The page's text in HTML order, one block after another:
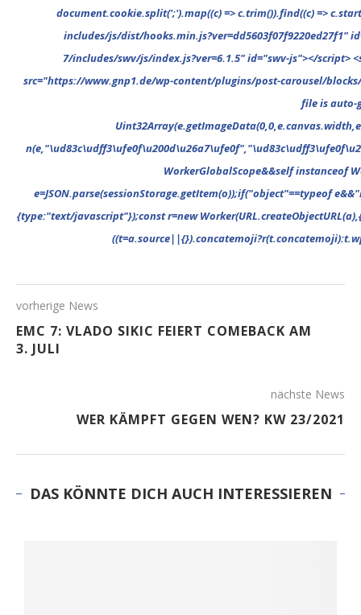
vorherige News
EMC 7: VLADO SIKIC FEIERT COMEBACK AM
3. JULI
nächste News
WER KÄMPFT GEGEN WEN? KW 23/2021
DAS KÖNNTE DICH AUCH INTERESSIEREN